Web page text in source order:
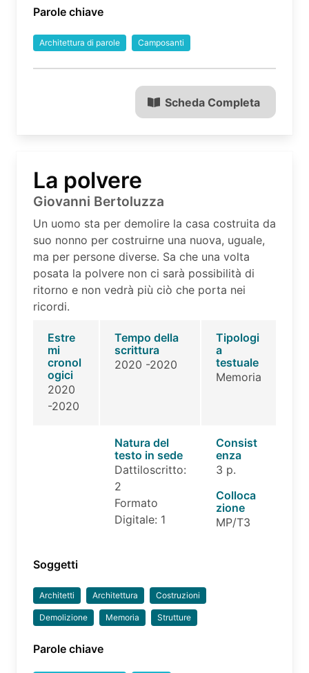
Parole chiave
Architettura di parole Camposanti
Scheda Completa
La polvere
Giovanni Bertoluzza
Un uomo sta per demolire la casa costruita da
suo nonno per costruirne una nuova, uguale,
ma per persone diverse. Sa che una volta
posata la polvere non ci sarà possibilità di
ritorno e non vedrà più ciò che porta nei
ricordi.
Estre
mi
cronol
ogici
2020
-2020
Tempo della
scrittura
2020 -2020
Tipologi
a
testuale
Memoria
Natura del
testo in sede
Dattiloscritto:
2
Formato
Digitale: 1
Consist
enza
3 p.
Colloca
zione
MP/T3
Soggetti
Architetti Architettura Costruzioni
Demolizione Memoria Strutture
Parole chiave